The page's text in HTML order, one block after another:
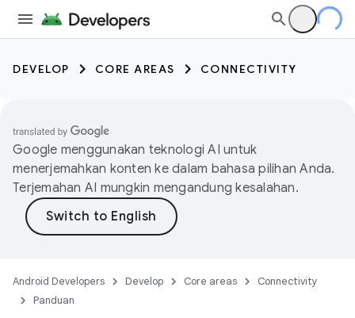
DEVELOP CORE AREAS CONNECTIVITY
Google menggunakan teknologi AI untuk
menerjemahkan konten ke dalam bahasa pilihan Anda.
Terjemahan AI mungkin mengandung kesalahan.
Android Developers Develop Core areas
Connectivity
Panduan